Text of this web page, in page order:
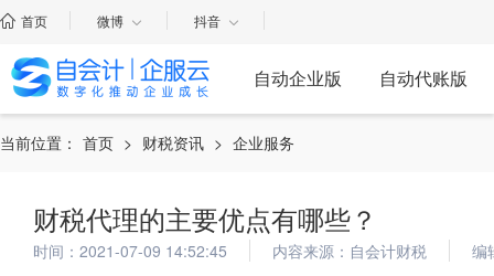
首页 微博 抖音
自动企业版 自动代账版
当前位置： 首页 > 财税资讯 > 企业服务
财税代理的主要优点有哪些？
时间：2021-07-09 14:52:45 内容来源：自会计财税 编